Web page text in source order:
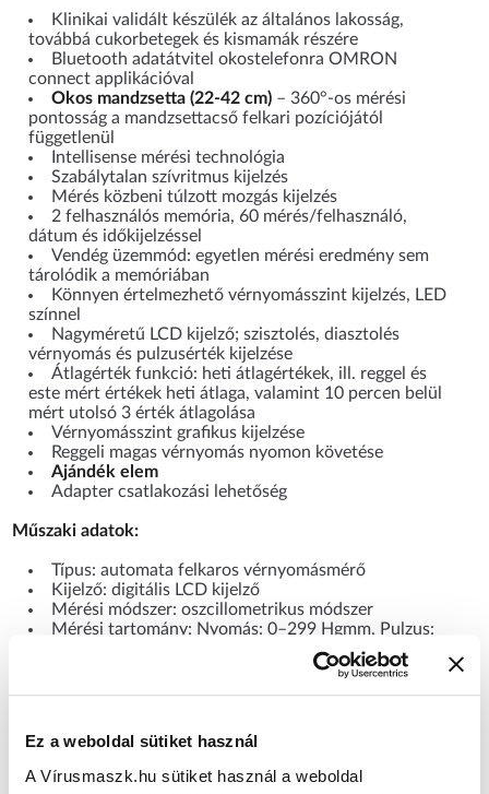
Ez a weboldal sütiket használ
A Vírusmaszk.hu sütiket használ a weboldal
Klinikai validált készülék az általános lakosság,
továbbá cukorbetegek és kismamák részére
Bluetooth adatátvitel okostelefonra OMRON
connect applikációval
Okos mandzsetta (22-42 cm) – 360°-os mérési
pontosság a mandzsettacső felkari pozíciójától
függetlenül
Intellisense mérési technológia
Szabálytalan szívritmus kijelzés
Mérés közbeni túlzott mozgás kijelzés
2 felhasználós memória, 60 mérés/felhasználó,
dátum és időkijelzéssel
Vendég üzemmód: egyetlen mérési eredmény sem
tárolódik a memóriában
Könnyen értelmezhető vérnyomásszint kijelzés, LED
színnel
Nagyméretű LCD kijelző; szisztolés, diasztolés
vérnyomás és pulzusérték kijelzése
Átlagérték funkció: heti átlagértékek, ill. reggel és
este mért értékek heti átlaga, valamint 10 percen belül
mért utolsó 3 érték átlagolása
Vérnyomásszint grafikus kijelzése
Reggeli magas vérnyomás nyomon követése
Ajándék elem
Adapter csatlakozási lehetőség
Műszaki adatok:
Típus: automata felkaros vérnyomásmérő
Kijelző: digitális LCD kijelző
Mérési módszer: oszcillometrikus módszer
Mérési tartomány: Nyomás: 0–299 Hgmm, Pulzus:
Pontosság: Nyomás: ±3Hgmm, Pulzus: ±5% a kijelzett
Memória: 60 mérés eredmény dátummal és idővel
mindkét felhasználónak
Tápellátás: 6 V egyenáram, 4 W